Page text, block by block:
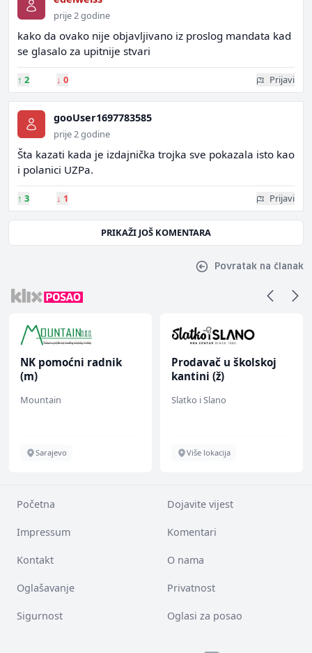
prije 2 godine
kako da ovako nije objavljivano iz proslog mandata kad
se glasalo za upitnije stvari
↑ 2 ↓ 0 Prijavi
gooUser1697783585
prije 2 godine
Šta kazati kada je izdajnička trojka sve pokazala isto kao
i polanici UZPa.
↑ 3 ↓ 1 Prijavi
PRIKAŽI JOŠ KOMENTARA
Povratak na članak
NK pomoćni radnik
(m)
Mountain
Sarajevo
Prodavač u školskoj
kantini (ž)
Slatko i Slano
Više lokacija
Početna Dojavite vijest
Impressum Komentari
Kontakt O nama
Oglašavanje Privatnost
Sigurnost Oglasi za posao